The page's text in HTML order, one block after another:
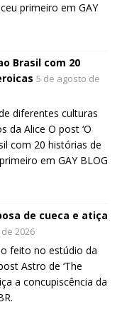
primeiro em GAY
Brasil com 20
5 de agosto de
diferentes culturas
da Alice O post ‘O
com 20 histórias de
em GAY BLOG
de cueca e atiça
2026
feito no estúdio da
Astro de ‘The
a concupiscência da